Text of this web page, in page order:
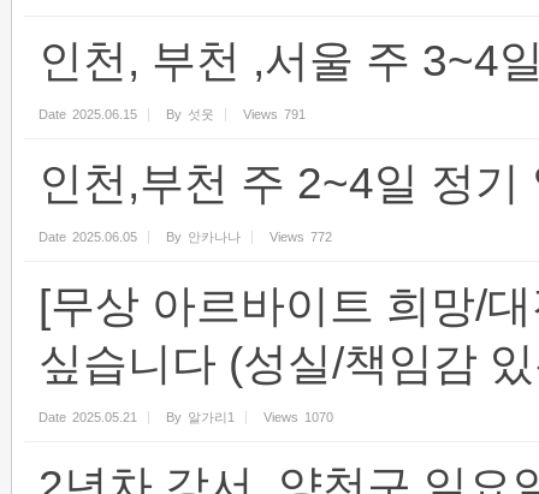
인천, 부천 ,서울 주 3~4
Date 2025.06.15 By 섯웃 Views 791
인천,부천 주 2~4일 정기
Date 2025.06.05 By 안카나나 Views 772
[무상 아르바이트 희망/
싶습니다 (성실/책임감
Date 2025.05.21 By 알가리1 Views 1070